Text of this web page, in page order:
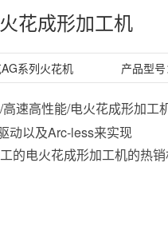
花成形加工机
系列火花机 产品型
速高性能/电火花成形加工
动以及Arc-less来实现
的电火花成形加工机的热